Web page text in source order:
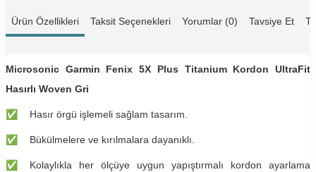
Ürün Özellikleri Taksit Seçenekleri Yorumlar (0) Tavsiye Et
Microsonic Garmin Fenix 5X Plus Titanium Kordon UltraFit
Hasırlı Woven Gri
✅ ​​Hasır örgü işlemeli sağlam tasarım.
✅ ​​Bükülmelere ve kırılmalara dayanıklı.
✅ ​​Kolaylıkla her ölçüye uygun yapıştırmalı kordon ayarlama